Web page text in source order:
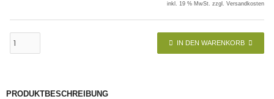
inkl. 19 % MwSt. zzgl. Versandkosten
IN DEN WARENKORB
PRODUKTBESCHREIBUNG